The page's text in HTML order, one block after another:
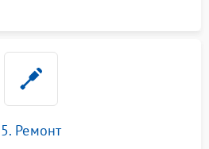
5. Ремонт